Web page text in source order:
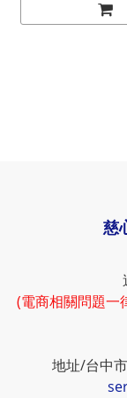
慈
(電商相關問題一
地址/台中